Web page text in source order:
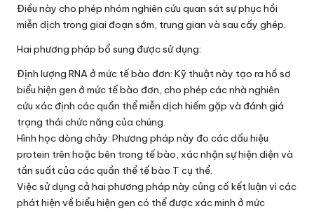
Điều này cho phép nhóm nghiên cứu quan sát sự phục hồi
miễn dịch trong giai đoạn sớm, trung gian và sau cấy ghép.
Hai phương pháp bổ sung được sử dụng:
Định lượng RNA ở mức tế bào đơn: Kỹ thuật này tạo ra hồ sơ
biểu hiện gen ở mức tế bào đơn, cho phép các nhà nghiên
cứu xác định các quần thể miễn dịch hiếm gặp và đánh giá
trạng thái chức năng của chúng.
Hình học dòng chảy: Phương pháp này đo các dấu hiệu
protein trên hoặc bên trong tế bào, xác nhận sự hiện diện và
tần suất của các quần thể tế bào T cụ thể.
Việc sử dụng cả hai phương pháp này củng cố kết luận vì các
phát hiện về biểu hiện gen có thể được xác minh ở mức